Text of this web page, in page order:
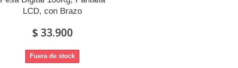
LCD, con Brazo
$ 33.900
Fuera de stock